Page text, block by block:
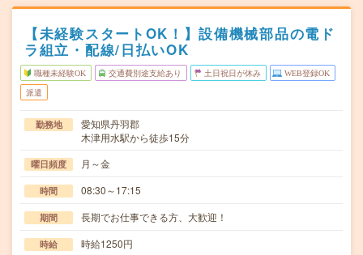
【未経験スタートOK！】設備機械部品の電ド
ラ組立・配線/日払いOK
職種未経験OK 交通費別途支給あり 土日祝日が休み WEB登録OK
派遣
勤務地
愛知県丹羽郡
木津用水駅から徒歩15分
曜日頻度 月～金
時間 08:30～17:15
期間 長期でお仕事できる方、大歓迎！
時給 時給1250円